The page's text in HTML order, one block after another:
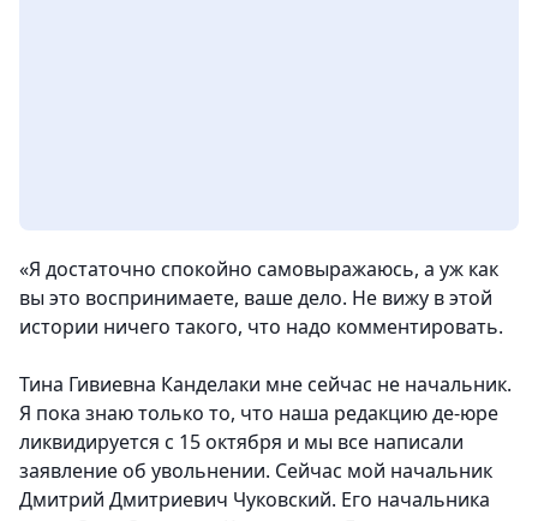
«Я достаточно спокойно самовыражаюсь, а уж как
вы это воспринимаете, ваше дело. Не вижу в этой
истории ничего такого, что надо комментировать.
Тина Гивиевна Канделаки мне сейчас не начальник.
Я пока знаю только то, что наша редакцию де-юре
ликвидируется с 15 октября и мы все написали
заявление об увольнении. Сейчас мой начальник
Дмитрий Дмитриевич Чуковский. Его начальника